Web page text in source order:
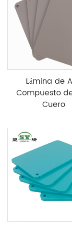
Lámina de
Compuesto
Cuero